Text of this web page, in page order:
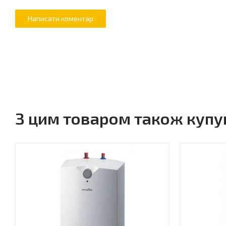
З цим товаром також